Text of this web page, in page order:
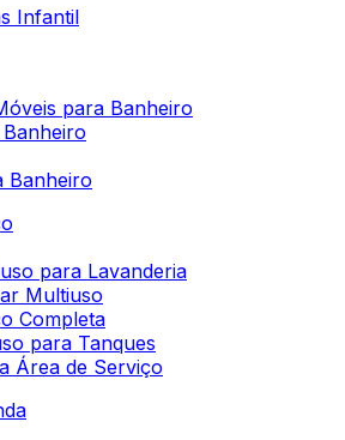
Infantil
para Banheiro
Banheiro
para Lavanderia
Multiuso
Completa
para Tanques
Área de Serviço